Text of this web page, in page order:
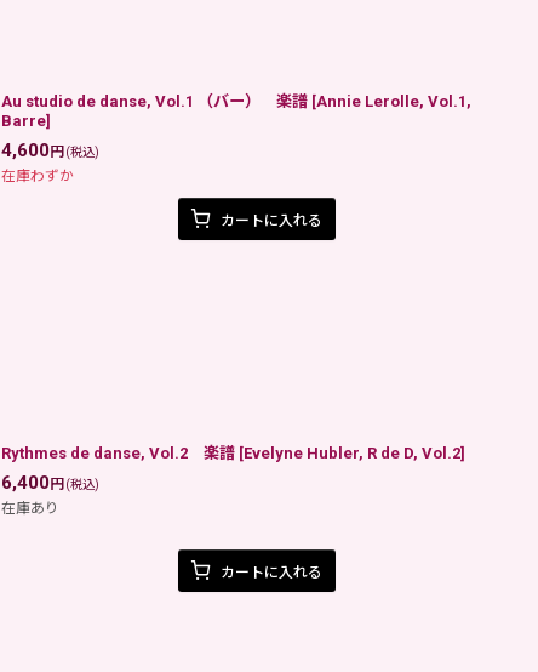
Au studio de danse, Vol.1 （バー） 楽譜 [Annie Lerolle, Vol.1,
Barre]
4,600円 (税込)
在庫わずか
カートに入れる
Rythmes de danse, Vol.2 楽譜 [Evelyne Hubler, R de D, Vol.2]
6,400円 (税込)
在庫あり
カートに入れる